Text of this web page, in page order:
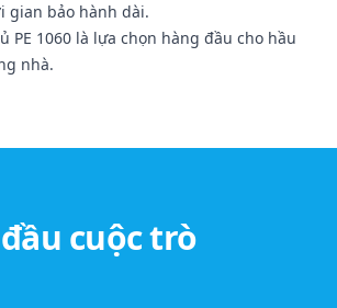
gian bảo hành dài.
PE 1060 là lựa chọn hàng đầu cho hầu
nhà.
cuộc trò